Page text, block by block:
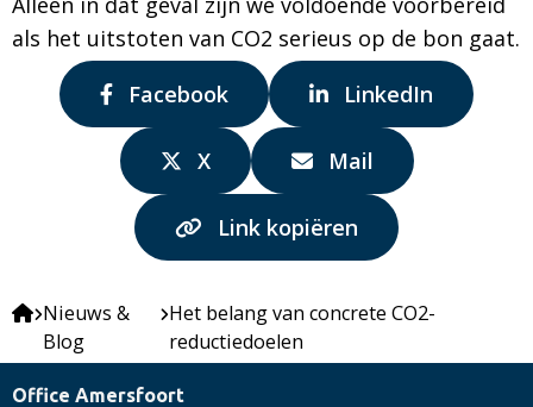
als het uitstoten van CO2 serieus op de bon gaat.
Delen
via:
Facebook
Delen
LinkedIn
Delen
via:
X
Delen
Mail
Link kopiëren
Nieuws &
Blog
Het belang van concrete CO2-
reductiedoelen
Office Amersfoort